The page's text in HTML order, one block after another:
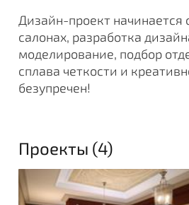
Дизайн-проект
салонах, разработка
моделирование, подбор
сплава четкости и
безупречен!
Проекты (4)